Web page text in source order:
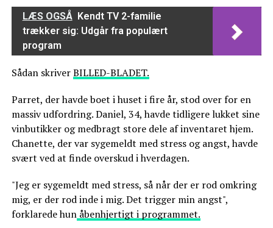
LÆS OGSÅ Kendt TV 2-familie
trækker sig: Udgår fra populært
program
Sådan skriverBILLED-BLADET.
Parret, der havde boet i huset i fire år, stod over for en
massiv udfordring. Daniel, 34, havde tidligere lukket sine
vinbutikker og medbragt store dele af inventaret hjem.
Chanette, der var sygemeldt med stress og angst, havde
svært ved at finde overskud i hverdagen.
"Jeg er sygemeldt med stress, så når der er rod omkring
mig, er der rod inde i mig. Det trigger min angst",
forklarede hunåbenhjertigt i programmet.